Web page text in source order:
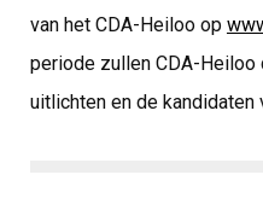
van het CDA-Heiloo op
periode zullen CDA-Heiloo
uitlichten en de kandidaten